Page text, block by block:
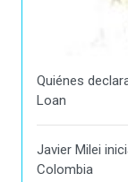
Quiénes
Loan
Javier Milei
Colombia